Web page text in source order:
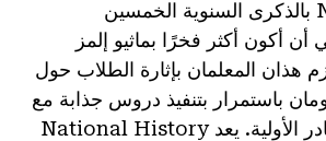
"بينما تحتفل NHD بالذكرى السنوية الخمسين
أن أكون أكثر فخرًا بماثيو إلمز
هذان المعلمان بإثارة الطلاب حول
باستمرار بتنفيذ دروس جذابة مع
التركيز على المصادر الأولية. يعد National History